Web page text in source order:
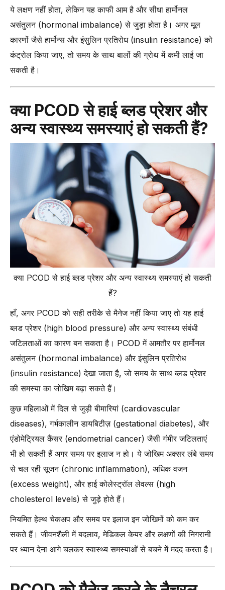
ये लक्षण नहीं होता, लेकिन यह काफी आम है और सीधा हार्मोनल
असंतुलन (hormonal imbalance) से जुड़ा होता है। अगर मूल
कारणों जैसे हार्मोन्स और इंसुलिन प्रतिरोध (insulin resistance) को
कंट्रोल किया जाए, तो समय के साथ बालों की ग्रोथ में कमी लाई जा
सकती है।
क्या PCOD से हाई ब्लड प्रेशर और
अन्य स्वास्थ्य समस्याएं हो सकती हैं?
क्या PCOD से हाई ब्लड प्रेशर और अन्य स्वास्थ्य समस्याएं हो सकती
हैं?
हाँ, अगर PCOD को सही तरीके से मैनेज नहीं किया जाए तो यह हाई
ब्लड प्रेशर (high blood pressure) और अन्य स्वास्थ्य संबंधी
जटिलताओं का कारण बन सकता है। PCOD में आमतौर पर हार्मोनल
असंतुलन (hormonal imbalance) और इंसुलिन प्रतिरोध
(insulin resistance) देखा जाता है, जो समय के साथ ब्लड प्रेशर
की समस्या का जोखिम बढ़ा सकते हैं।
कुछ महिलाओं में दिल से जुड़ी बीमारियां (cardiovascular
diseases), गर्भकालीन डायबिटीज़ (gestational diabetes), और
एंडोमेट्रियल कैंसर (endometrial cancer) जैसी गंभीर जटिलताएं
भी हो सकती हैं अगर समय पर इलाज न हो। ये जोखिम अक्सर लंबे समय
से चल रही सूजन (chronic inflammation), अधिक वजन
(excess weight), और हाई कोलेस्ट्रॉल लेवल्स (high
cholesterol levels) से जुड़े होते हैं।
नियमित हेल्थ चेकअप और समय पर इलाज इन जोखिमों को कम कर
सकते हैं। जीवनशैली में बदलाव, मेडिकल केयर और लक्षणों की निगरानी
पर ध्यान देना आगे चलकर स्वास्थ्य समस्याओं से बचने में मदद करता है।